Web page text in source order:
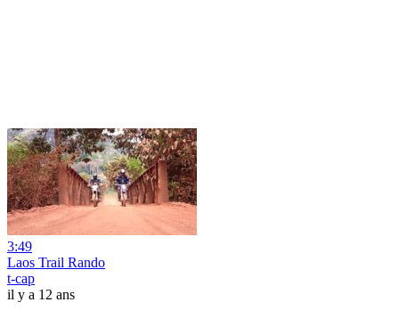
3:49
Laos Trail Rando
t-cap
il y a 12 ans